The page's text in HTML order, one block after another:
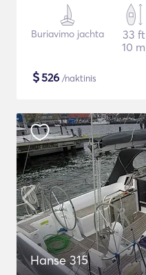
Buriavimo jachta
33 ft
10 m
$526 /naktinis
Hanse 315